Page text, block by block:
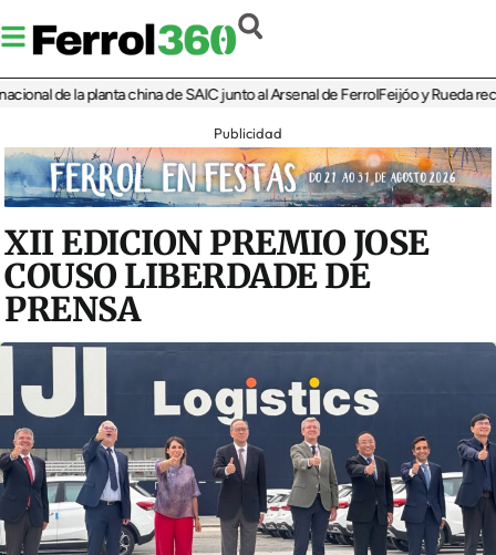
de la planta china de SAIC junto al Arsenal de FerrolFeijóo y Rueda
Publicidad
XII EDICION PREMIO JOSE
COUSO LIBERDADE DE
PRENSA